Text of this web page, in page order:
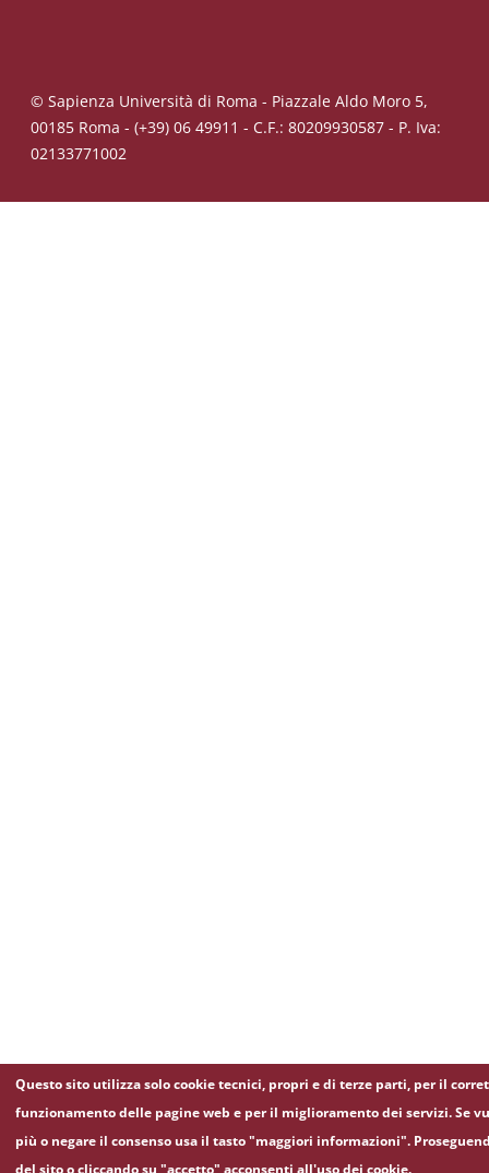
© Sapienza Università di Roma - Piazzale Aldo Moro 5,
00185 Roma - (+39) 06 49911 - C.F.: 80209930587 - P. Iva:
02133771002
Questo sito utilizza solo cookie tecnici, propri e di terze parti, per il
funzionamento delle pagine web e per il miglioramento dei servizi. Se
più o negare il consenso usa il tasto "maggiori informazioni".
del sito o cliccando su "accetto" acconsenti all'uso dei cookie.